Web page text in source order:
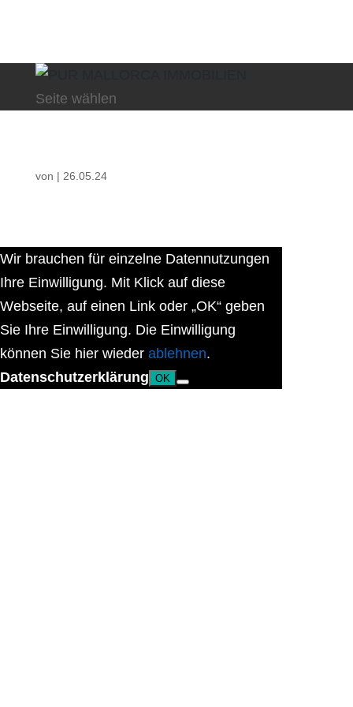
Seite wählen
von | 26.05.24
Wir brauchen für einzelne Datennutzungen
Ihre Einwilligung. Mit Klick auf diese
Webseite, auf einen Link oder „OK“ geben
Sie Ihre Einwilligung. Die Einwilligung
können Sie hier wieder ablehnen.
Datenschutzerklärung OK